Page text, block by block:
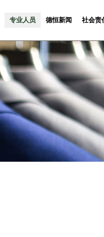
专业人员 德恒新闻 社会责